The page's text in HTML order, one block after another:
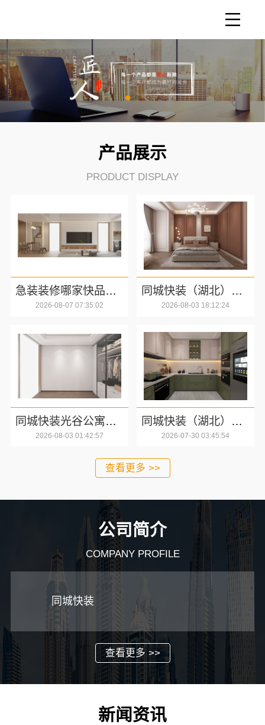
产品展示
PRODUCT DISPLAY
急装装修哪家快品质施工，同城快装省心
2026-08-07 07:35:02
同城快装（湖北）科技有限公司武昌智能家装省心
2026-08-03 18:12:24
同城快装光谷公寓改造极简风科技家装
2026-08-03 01:42:57
同城快装（湖北）科技有限公司：武昌拎包入住改造智能家装，省心又可靠
2026-07-30 03:45:54
查看更多 >>
公司简介
COMPANY PROFILE
同城快装
查看更多 >>
新闻资讯